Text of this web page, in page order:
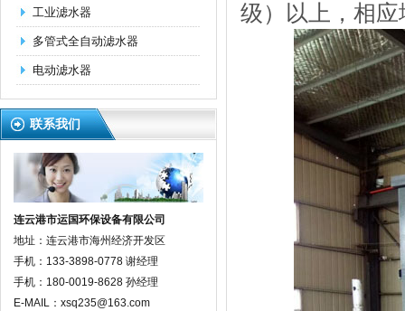
工业滤水器
多管式全自动滤水器
电动滤水器
联系我们
连云港市运国环保设备有限公司
地址：连云港市海州经济开发区
手机：133-3898-0778 谢经理
手机：180-0019-8628 孙经理
E-MAIL：xsq235@163.com
级）以上，相